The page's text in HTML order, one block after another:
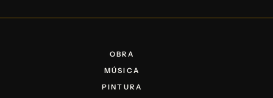
OBRA
MÚSICA
PINTURA